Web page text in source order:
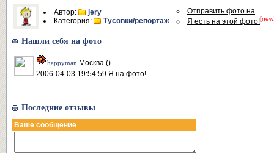
Автор:
jery
Категория:
Тусовки/репортаж
Отправить фото на
Я есть на этой фото!
Нашли себя на фото
happyman Москва ()
2006-04-03 19:54:59 Я на фото!
Последние отзывы
Ваше сообщение